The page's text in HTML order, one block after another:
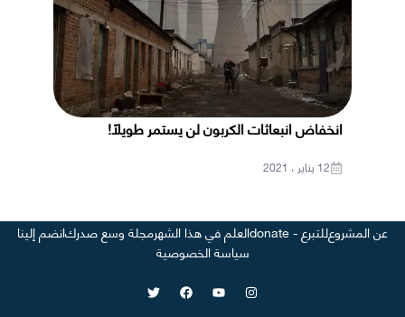
انخفاض انبعاثات الكربون لن يستمر طويلًا!
12 يناير ، 2021
عن المشروعللتبرع - donate العلم في هذا الشهرمجلة وسع صدركانضم إلينا
سياسة الخصوصية